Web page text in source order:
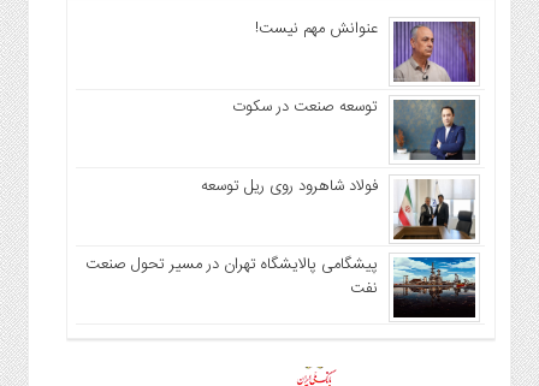
عنوانش مهم نیست!
توسعه صنعت در سکوت
فولاد شاهرود روی ریل توسعه
پیشگامی پالایشگاه تهران در مسیر تحول صنعت
نفت